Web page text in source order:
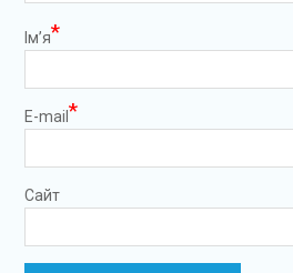
Ім’я*
E-mail *
Сайт